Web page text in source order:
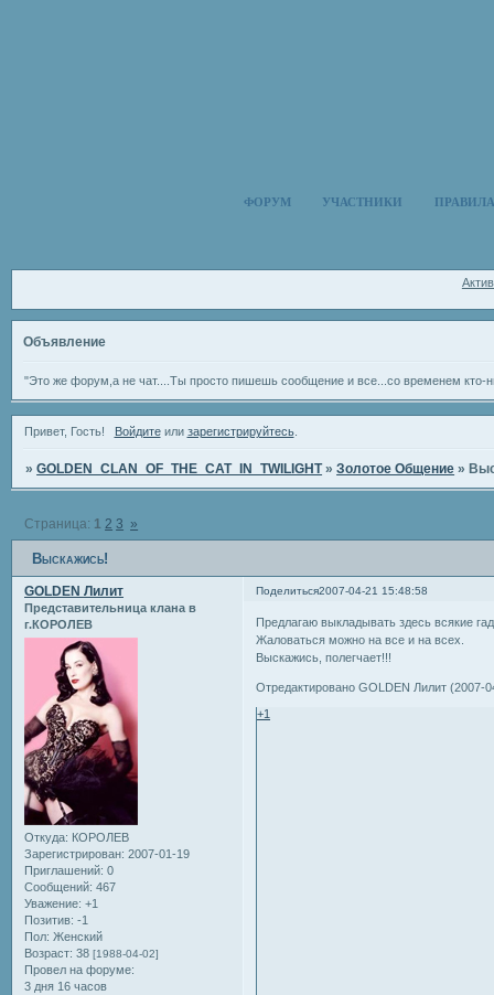
ФОРУМ УЧАСТНИКИ ПРАВИЛА
Объявление
"Это же форум,а не чат....Ты просто пишешь сообщение и все...со временем
Привет, Гость! Войдитеили зарегистрируйтесь.
»GOLDEN_CLAN_OF_THE_CAT_IN_TWILIGHT »Золотое Общение »
Выскажись!
Страница: 1 2 3 »
Поделиться2007-04-21 15:48:58
GOLDEN Лилит
Представительница клана в
г.КОРОЛЕВ
Откуда: КОРОЛЕВ
Зарегистрирован: 2007-01-19
Приглашений: 0
Сообщений: 467
Уважение: +1
Позитив: -1
Пол: Женский
Возраст: 38 [1988-04-02]
Провел на форуме:
3 дня 16 часов
Предлагаю выкладывать здесь всякие
Жаловаться можно на все и на всех.
Выскажись, полегчает!!!
Отредактировано GOLDEN Лилит (2007-
+1